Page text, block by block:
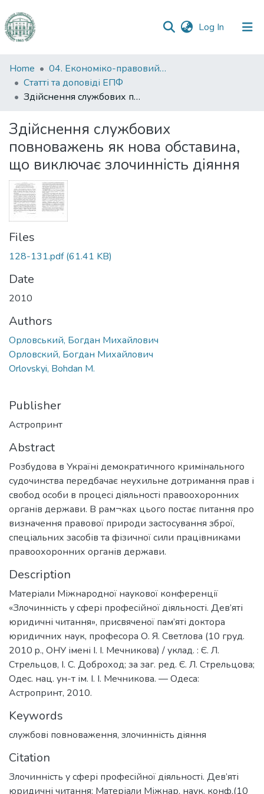
Log In (current)
Communities
&
Collections
Statistics
Home
04. Економіко-правовий факультет
Статті та доповіді ЕПФ
Здійснення службових повноважень як нова обставина, що виключає злочинність діяння
Здійснення службових
повноважень як нова обставина,
що виключає злочинність діяння
Files
128-131.pdf(61.41 KB)
Date
2010
Authors
Орловський, Богдан Михайлович
Орловский, Богдан Михайлович
Orlovskyi, Bohdan M.
Publisher
Астропринт
Abstract
Розбудова в Україні демократичного кримінального
судочинства передбачає неухильне дотримання прав і
свобод особи в процесі діяльності правоохоронних
органів держави. В рам¬ках цього постає питання про
визначення правової природи застосування зброї,
спеціальних засобів та фізичної сили працівниками
правоохоронних органів держави.
Description
Матеріали Міжнародної наукової конференції
«Злочинність у сфері професійної діяльності. Дев’яті
юридичні читання», присвяченої пам’яті доктора
юридичних наук, професора О. Я. Светлова (10 груд.
2010 p., ОНУ імені І. І. Мечникова) / уклад. : Є. Л.
Стрельцов, І. С. Доброход; за заг. ред. Є. Л. Стрельцова;
Одес. нац. ун-т ім. І. І. Мечникова. — Одеса:
Астропринт, 2010.
Keywords
службові повноваження, злочинність діяння
Citation
Злочинність у сфері професійної діяльності. Дев’яті
юридичні читання: Матеріали Міжнар. наук. конф.(10